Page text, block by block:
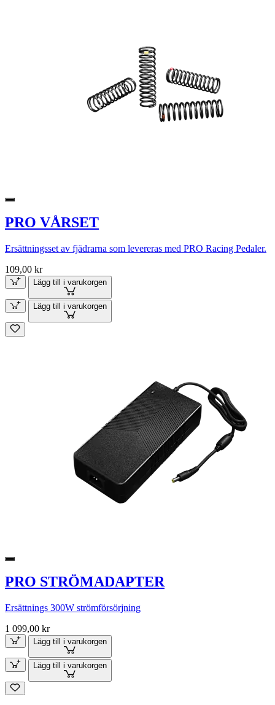
PRO VÅRSET
Ersättningsset av fjädrarna som levereras med PRO Racing Pedaler.
109,00 kr
Lägg till i varukorgen
Lägg till i varukorgen
PRO STRÖMADAPTER
Ersättnings 300W strömförsörjning
1 099,00 kr
Lägg till i varukorgen
Lägg till i varukorgen